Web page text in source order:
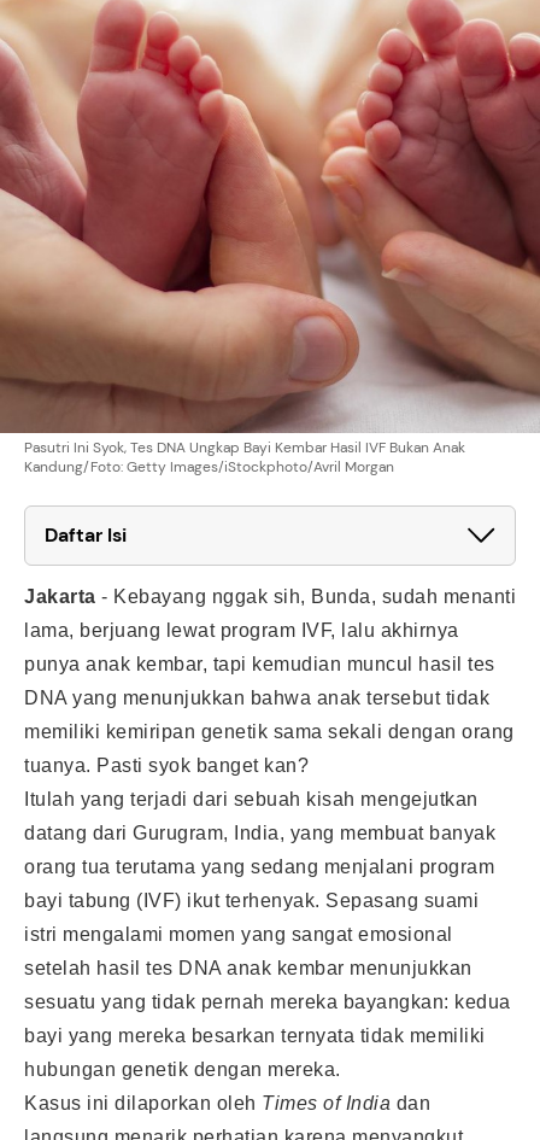
Pasutri Ini Syok, Tes DNA Ungkap Bayi Kembar Hasil IVF Bukan Anak
Kandung/Foto: Getty Images/iStockphoto/Avril Morgan
Daftar Isi
Jakarta - Kebayang nggak sih, Bunda, sudah menanti
lama, berjuang lewat program IVF, lalu akhirnya
punya anak kembar, tapi kemudian muncul hasil tes
DNA yang menunjukkan bahwa anak tersebut tidak
memiliki kemiripan genetik sama sekali dengan orang
tuanya. Pasti syok banget kan?
Itulah yang terjadi dari sebuah kisah mengejutkan
datang dari Gurugram, India, yang membuat banyak
orang tua terutama yang sedang menjalani program
bayi tabung (IVF) ikut terhenyak. Sepasang suami
istri mengalami momen yang sangat emosional
setelah hasil tes DNA anak kembar menunjukkan
sesuatu yang tidak pernah mereka bayangkan: kedua
bayi yang mereka besarkan ternyata tidak memiliki
hubungan genetik dengan mereka.
Kasus ini dilaporkan oleh Times of India dan